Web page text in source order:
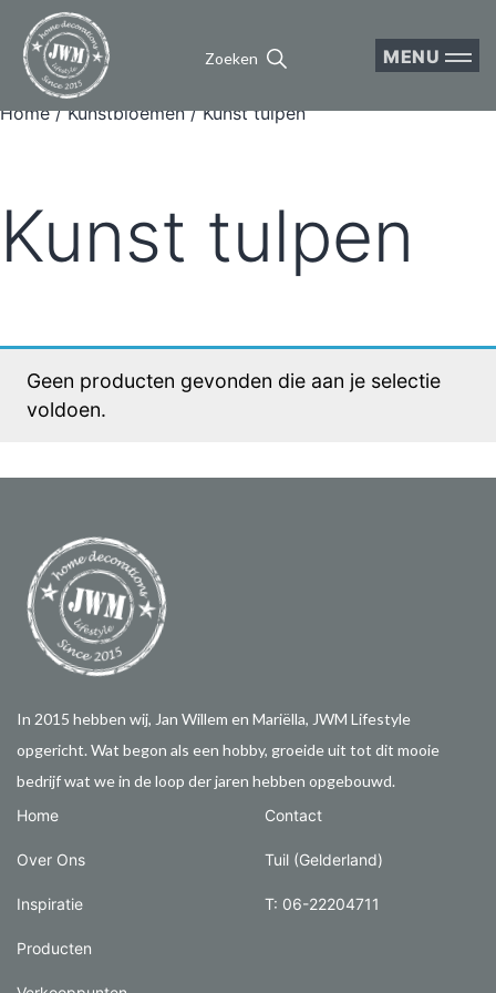
Zoeken MENU
Home/Kunstbloemen/ Kunst tulpen
Kunst tulpen
Geen producten gevonden die aan je selectie
voldoen.
In 2015 hebben wij, Jan Willem en Mariëlla, JWM Lifestyle
opgericht. Wat begon als een hobby, groeide uit tot dit mooie
bedrijf wat we in de loop der jaren hebben opgebouwd.
Home
Over Ons
Inspiratie
Producten
Contact
Tuil (Gelderland)
T: 06-22204711